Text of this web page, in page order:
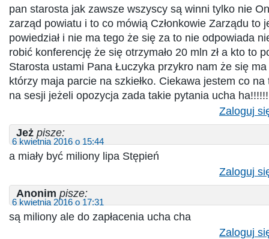
pan starosta jak zawsze wszyscy są winni tylko nie
zarząd powiatu i to co mówią Członkowie Zarządu to
powiedział i nie ma tego że się za to nie odpowiada
robić konferencję że się otrzymało 20 mln zł a kto to
Starosta ustami Pana Łuczyka przykro nam że się
którzy maja parcie na szkiełko. Ciekawa jestem co
na sesji jeżeli opozycja zada takie pytania ucha
Zaloguj
Jeż pisze:
6 kwietnia 2016 o 15:44
a miały być miliony lipa Stępień
Zaloguj
Anonim pisze:
6 kwietnia 2016 o 17:31
są miliony ale do zapłacenia ucha cha
Zaloguj